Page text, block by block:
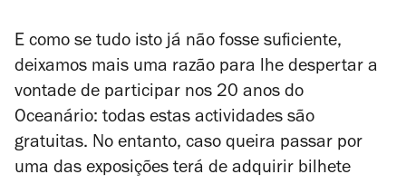
E como se tudo isto já não fosse suficiente,
deixamos mais uma razão para lhe despertar a
vontade de participar nos 20 anos do
Oceanário: todas estas actividades são
gratuitas. No entanto, caso queira passar por
uma das exposições terá de adquirir bilhete